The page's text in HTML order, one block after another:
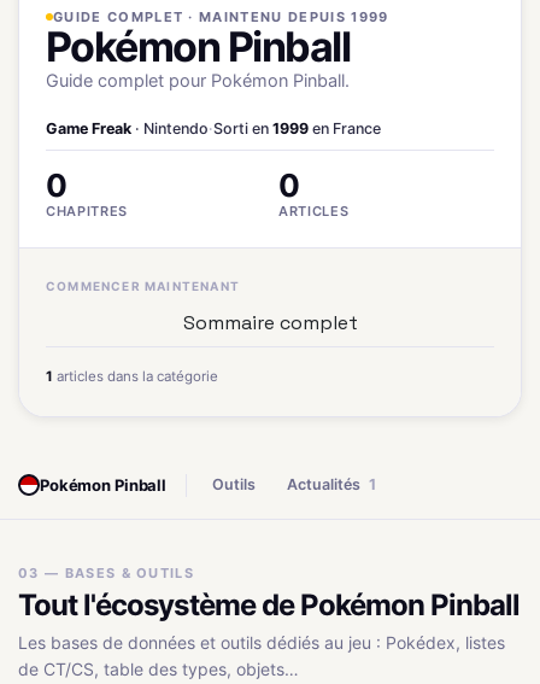
GUIDE COMPLET · MAINTENU DEPUIS 1999
Pokémon Pinball
Guide complet pour Pokémon Pinball.
Game Freak · Nintendo·Sorti en 1999 en France
0
CHAPITRES
0
ARTICLES
COMMENCER MAINTENANT
Sommaire complet
1 articles dans la catégorie
Pokémon Pinball Outils Actualités 1
03 — BASES & OUTILS
Tout l'écosystème de Pokémon Pinball
Les bases de données et outils dédiés au jeu : Pokédex, listes
de CT/CS, table des types, objets…